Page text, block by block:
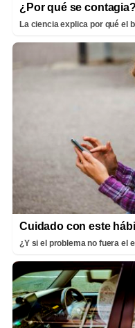
¿Por qué se contagia?
La ciencia explica por qué el
Cuidado con este
¿Y si el problema no fuera el